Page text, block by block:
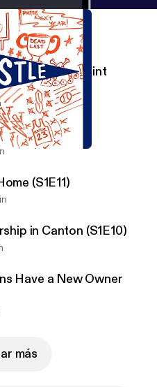
Canton (S1E10)
The Story of Clint
(S1E12)
(S1E11)
in Canton (S1E10)
Have a New Owner
más